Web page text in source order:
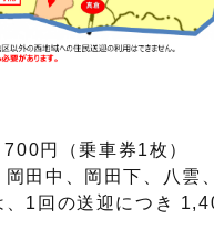
円（乗車券1枚）
岡田中、岡田下、八雲
、1回の送迎につき